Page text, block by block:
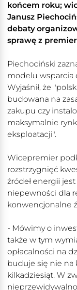
końcem roku;
Janusz
debaty
sprawę z
Piechociński
modelu wsparcia
Wyjaśnił, że
budowana na
zakupu czy
maksymalnie
eksploatacji".
Wicepremier
rozstrzygnięć
źródeł energii
niepewności dla
konwencjonalne
- Mówimy o
także w tym
opłacalności na
buduje się nie na
kilkadziesiąt. W